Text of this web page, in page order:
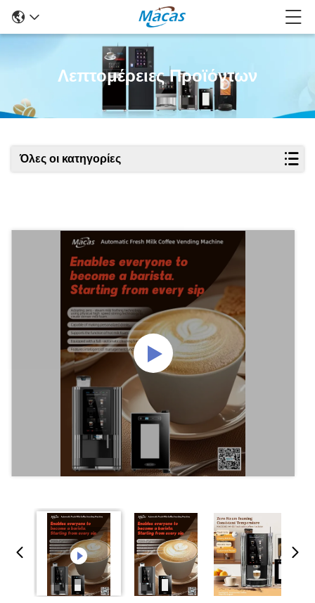
Λεπτομέρειες Προϊόντων
Όλες οι κατηγορίες